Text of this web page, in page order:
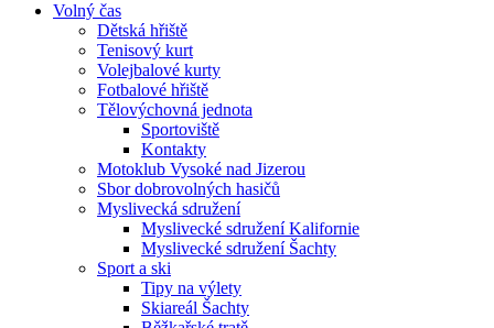
Volný čas
Dětská hřiště
Tenisový kurt
Volejbalové kurty
Fotbalové hřiště
Tělovýchovná jednota
Sportoviště
Kontakty
Motoklub Vysoké nad Jizerou
Sbor dobrovolných hasičů
Myslivecká sdružení
Myslivecké sdružení Kalifornie
Myslivecké sdružení Šachty
Sport a ski
Tipy na výlety
Skiareál Šachty